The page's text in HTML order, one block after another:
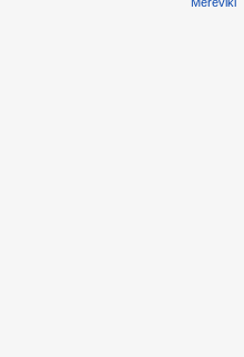
Mereviki